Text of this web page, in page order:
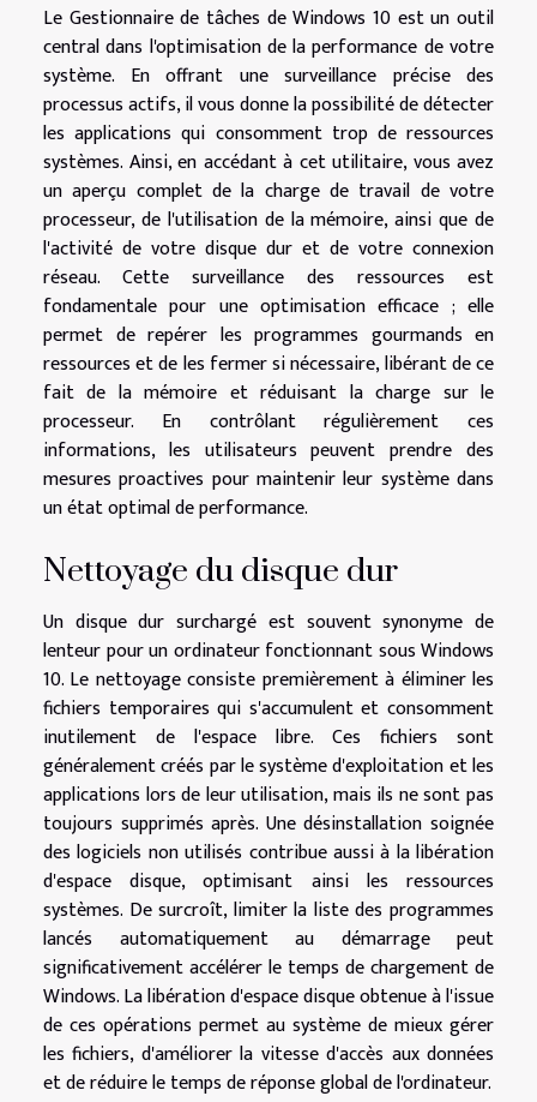
Le Gestionnaire de tâches de Windows 10 est un outil
central dans l'optimisation de la performance de votre
système. En offrant une surveillance précise des
processus actifs, il vous donne la possibilité de détecter
les applications qui consomment trop de ressources
systèmes. Ainsi, en accédant à cet utilitaire, vous avez
un aperçu complet de la charge de travail de votre
processeur, de l'utilisation de la mémoire, ainsi que de
l'activité de votre disque dur et de votre connexion
réseau. Cette surveillance des ressources est
fondamentale pour une optimisation efficace ; elle
permet de repérer les programmes gourmands en
ressources et de les fermer si nécessaire, libérant de ce
fait de la mémoire et réduisant la charge sur le
processeur. En contrôlant régulièrement ces
informations, les utilisateurs peuvent prendre des
mesures proactives pour maintenir leur système dans
un état optimal de performance.
Nettoyage du disque dur
Un disque dur surchargé est souvent synonyme de
lenteur pour un ordinateur fonctionnant sous Windows
10. Le nettoyage consiste premièrement à éliminer les
fichiers temporaires qui s'accumulent et consomment
inutilement de l'espace libre. Ces fichiers sont
généralement créés par le système d'exploitation et les
applications lors de leur utilisation, mais ils ne sont pas
toujours supprimés après. Une désinstallation soignée
des logiciels non utilisés contribue aussi à la libération
d'espace disque, optimisant ainsi les ressources
systèmes. De surcroît, limiter la liste des programmes
lancés automatiquement au démarrage peut
significativement accélérer le temps de chargement de
Windows. La libération d'espace disque obtenue à l'issue
de ces opérations permet au système de mieux gérer
les fichiers, d'améliorer la vitesse d'accès aux données
et de réduire le temps de réponse global de l'ordinateur.